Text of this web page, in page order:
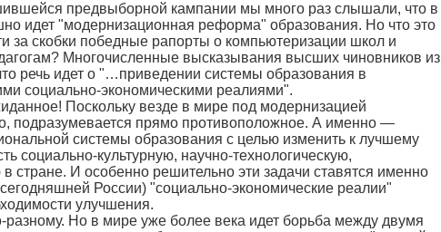
предвыборной кампании мы много раз слышали, что в
идет "модернизационная реформа" образования. Но что это
за скобки победные рапорты о компьютеризации школ и
Многочисленные высказывания высших чиновников из
речь идет о "…приведении системы образования в
социально-экономическими реалиями".
Поскольку везде в мире под модернизацией
подразумевается прямо противоположное. А именно —
системы образования с целью изменить к лучшему
социально-культурную, научно-технологическую,
стране. И особенно решительно эти задачи ставятся именно
России) "социально-экономические реалии"
улучшения.
разному. Но в мире уже более века идет борьба между двумя